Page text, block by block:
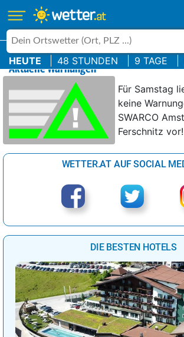
HEUTE 48 STUNDEN 9 TAGE
Aktuelle Warnungen
Für Samstag
keine
SWARCO
Ferschnitz vor!
WETTER.AT AUF SOCIAL
DIE BESTEN HOTELS